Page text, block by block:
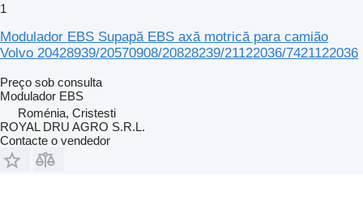
1
Modulador EBS Supapă EBS axă motrică para camião
Volvo 20428939/20570908/20828239/21122036/7421122036
Preço sob consulta
Modulador EBS
Roménia, Cristesti
ROYAL DRU AGRO S.R.L.
Contacte o vendedor